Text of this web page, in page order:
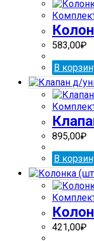
583,00₽
В
895,00₽
В
421,00₽